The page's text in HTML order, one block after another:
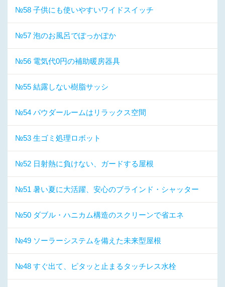
№58 子供にも使いやすいワイドスイッチ
№57 泡のお風呂でぽっかぽか
№56 電気代0円の補助暖房器具
№55 結露しない樹脂サッシ
№54 パウダールームはリラックス空間
№53 生ゴミ処理ロボット
№52 日射熱に負けない、ガードする屋根
№51 暑い夏に大活躍、安心のブラインド・シャッター
№50 ダブル・ハニカム構造のスクリーンで省エネ
№49 ソーラーシステムを備えた未来型屋根
№48 すぐ出て、ピタッと止まるタッチレス水栓